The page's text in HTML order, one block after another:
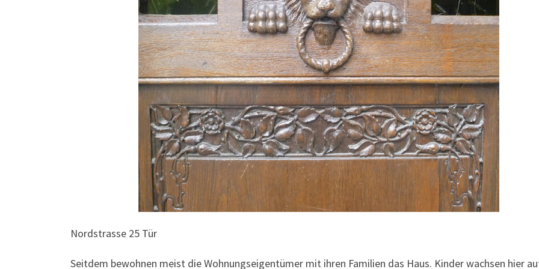
Nordstrasse 25 Tür
Seitdem bewohnen meist die Wohnungseigentümer mit ihren Familien das Haus. Kinder wachsen hier